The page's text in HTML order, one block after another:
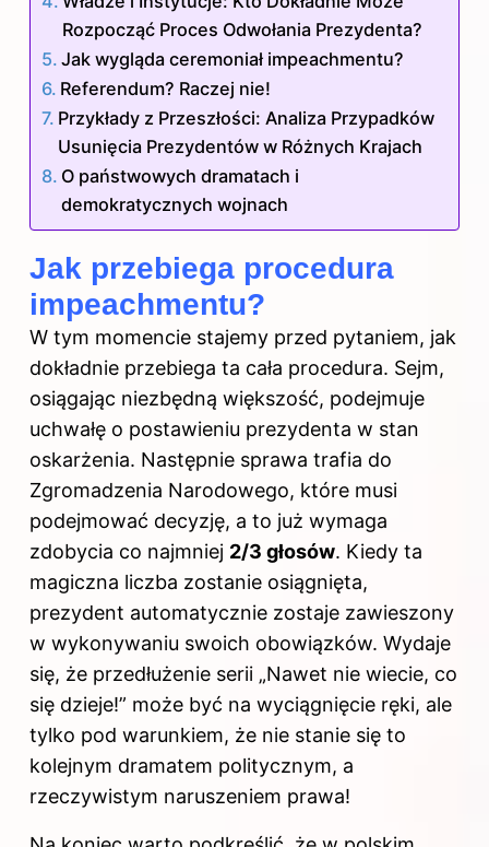
Rozpocząć Proces Odwołania Prezydenta?
Jak wygląda ceremoniał impeachmentu?
Referendum? Raczej nie!
Przykłady z Przeszłości: Analiza Przypadków
Usunięcia Prezydentów w Różnych Krajach
O państwowych dramatach i
demokratycznych wojnach
Jak przebiega procedura
impeachmentu?
W tym momencie stajemy przed pytaniem, jak
dokładnie przebiega ta cała procedura. Sejm,
osiągając niezbędną większość, podejmuje
uchwałę o postawieniu prezydenta w stan
oskarżenia. Następnie sprawa trafia do
Zgromadzenia Narodowego, które musi
podejmować decyzję, a to już wymaga
zdobycia co najmniej 2/3 głosów. Kiedy ta
magiczna liczba zostanie osiągnięta,
prezydent automatycznie zostaje zawieszony
w wykonywaniu swoich obowiązków. Wydaje
się, że przedłużenie serii „Nawet nie wiecie, co
się dzieje!” może być na wyciągnięcie ręki, ale
tylko pod warunkiem, że nie stanie się to
kolejnym dramatem politycznym, a
rzeczywistym naruszeniem prawa!